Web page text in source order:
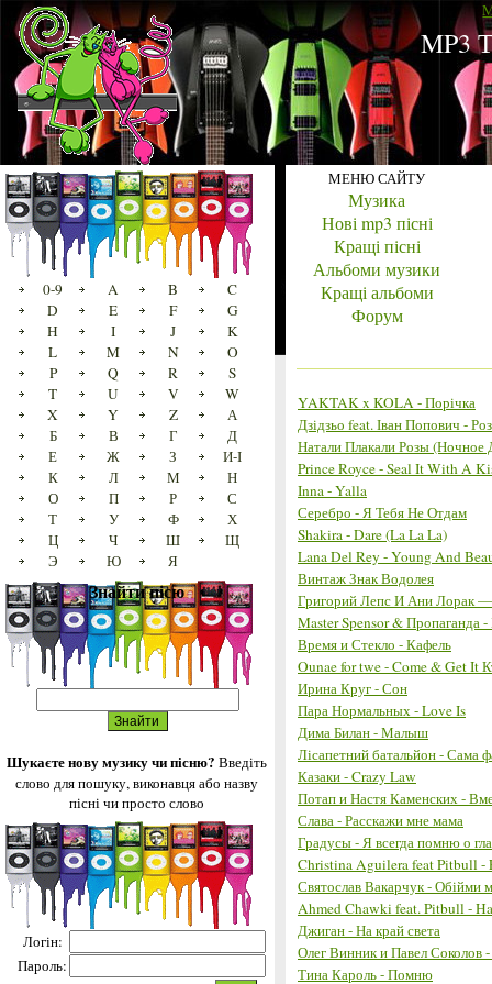
MP3
0-9 A B
C
D
E F
G
H
I J
K
L
M N
O
P
Q R
S
T
U V
W
X
Y Z
А
Б
В Г
Д
Е
Ж З
И-І
К
Л М
Н
О
П Р
С
Т
У Ф
Х
Ц
Ч Ш
Щ
Э
Ю Я
Знайти пісю
Шукаєте нову музику чи пісню? Введіть
слово для пошуку, виконавця або назву
пісні чи просто слово
Логін:
Пароль:
МЕНЮ САЙТУ
Музика
Нові mp3 пісні
Кращі пісні
Альбоми музики
Кращі альбоми
Форум
YAKTAK x KOLA - Порічка
Дзідзьо feat. Іван Попович -
Натали Плакали Розы
Prince Royce - Seal It With A
Inna - Yalla
Серебро - Я Тебя Не Отдам
Shakira - Dare (La La La)
Lana Del Rey - Young And
Винтаж Знак Водолея
Григорий Лепс И Ани Лорак —
Master Spensor & Пропаганда
Время и Стекло - Кафель
Ounae for twe - Come & Get It
Ирина Круг - Сон
Пара Нормальных - Love Is
Дима Билан - Малыш
Лісапетний батальйон - Сама
Казаки - Crazy Law
Потап и Настя Каменских -
Слава - Расскажи мне мама
Градусы - Я всегда помню о
Christina Aguilera feat Pitbull -
Святослав Вакарчук - Обійми
Ahmed Chawki feat. Pitbull -
Джиган - На край света
Олег Винник и Павел Соколов
Тина Кароль - Помню